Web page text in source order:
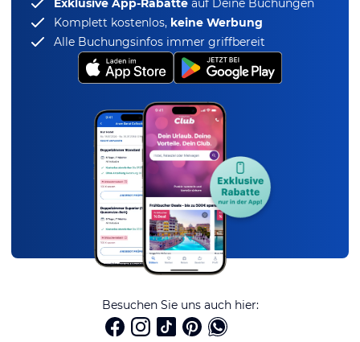
Exklusive App-Rabatte auf Deine Buchungen
Komplett kostenlos, keine Werbung
Alle Buchungsinfos immer griffbereit
Besuchen Sie uns auch hier: